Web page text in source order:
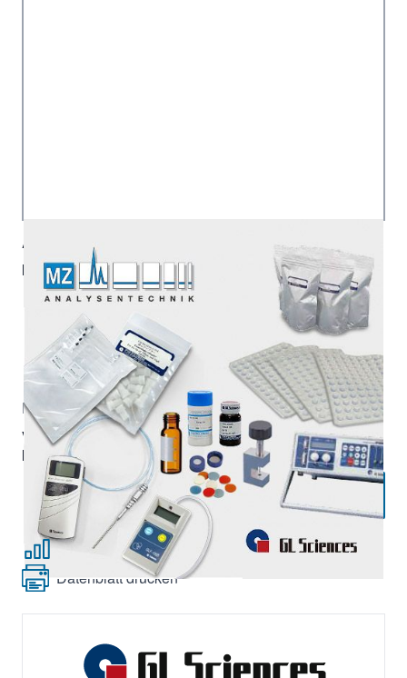
Artikelnummer:
Hersteller: GL Sciences
|Lieferzeit:
Bitte anfragen
Exkl. 19% Steuern, exkl. Versandkosten
Verpackungseinheit:1 Stk,
Mindestbestellmenge:1 Stück
Angebot anfordern
Zur Vergleichsliste hinzufügen
Datenblatt drucken